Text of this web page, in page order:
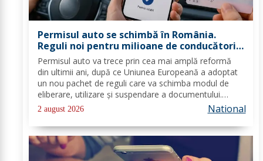
Permisul auto se schimbă în România.
Reguli noi pentru milioane de conducători
auto
Permisul auto va trece prin cea mai amplă reformă
din ultimii ani, după ce Uniunea Europeană a adoptat
un nou pachet de reguli care va schimba modul de
eliberare, utilizare și suspendare a documentului.
România va trebui să transpună noile prevederi în
legislația națională până în 2028, iar cele...
2 august 2026 National